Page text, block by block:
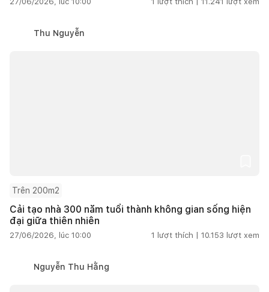
Thu Nguyễn
Trên 200m2
Cải tạo nhà 300 năm tuổi thành không gian sống hiện
đại giữa thiên nhiên
27/06/2026, lúc 10:00 1 lượt thích | 10.153 lượt xem
Nguyễn Thu Hằng